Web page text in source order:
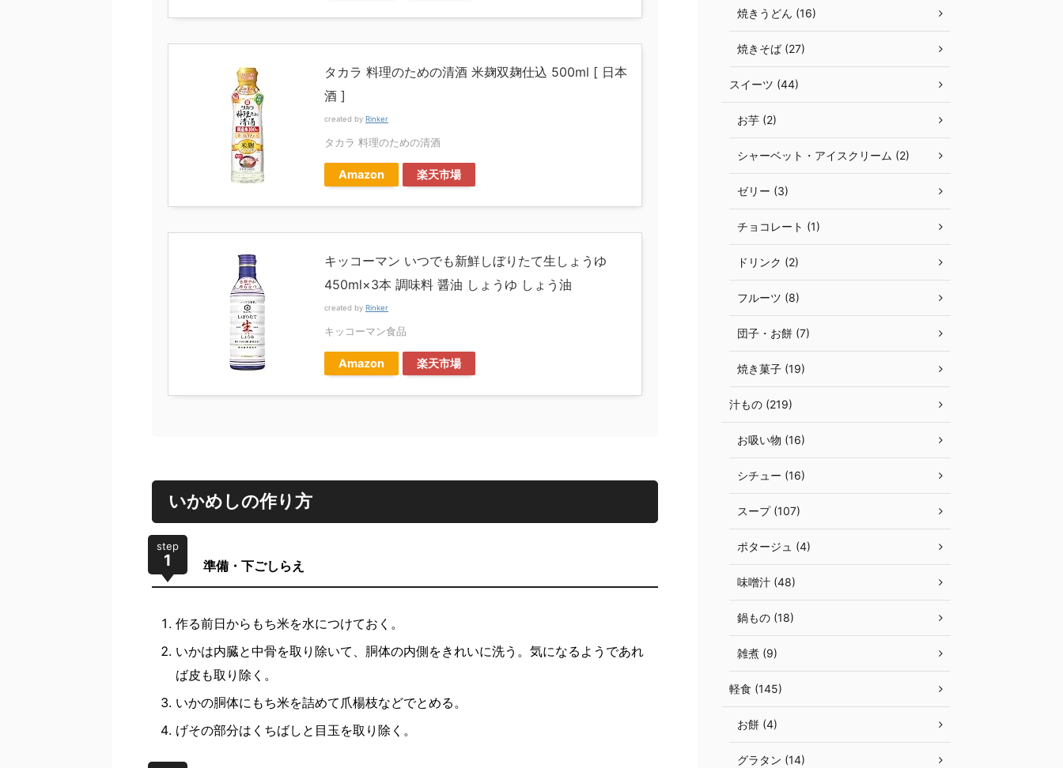
タカラ 料理のための清酒 米麹双麹仕込 500ml [ 日本
酒 ]
created by Rinker
タカラ 料理のための清酒
Amazon 楽天市場
キッコーマン いつでも新鮮しぼりたて生しょうゆ
450ml×3本 調味料 醤油 しょうゆ しょう油
created by Rinker
キッコーマン食品
Amazon 楽天市場
いかめしの作り方
step
1 準備・下ごしらえ
作る前日からもち米を水につけておく。
いかは内臓と中骨を取り除いて、胴体の内側をきれいに洗う。気になるようであれ
ば皮も取り除く。
いかの胴体にもち米を詰めて爪楊枝などでとめる。
げその部分はくちばしと目玉を取り除く。
焼きうどん (16)
焼きそば (27)
スイーツ (44)
お芋 (2)
シャーベット・アイスクリーム (2)
ゼリー (3)
チョコレート (1)
ドリンク (2)
フルーツ (8)
団子・お餅 (7)
焼き菓子 (19)
汁もの (219)
お吸い物 (16)
シチュー (16)
スープ (107)
ポタージュ (4)
味噌汁 (48)
鍋もの (18)
雑煮 (9)
軽食 (145)
お餅 (4)
グラタン (14)